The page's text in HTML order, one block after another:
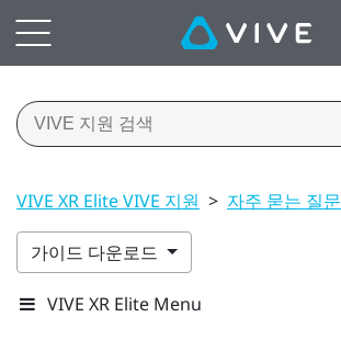
VIVE XR Elite VIVE 지원 > 자주 묻는 질문
가이드 다운로드
VIVE XR Elite Menu